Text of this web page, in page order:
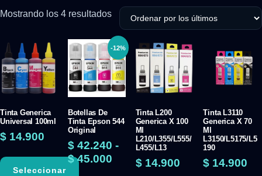
Mostrando los 4 resultados
Tinta Generica
Universal 100ml
$ 14.900
Seleccionar
-12%
Botellas De
Tinta Epson 544
Original
$42.240 -
$45.000
Tinta L200
Generica X 100
Ml
L210/L355/L555/
L455/L13
$14.900
Tinta L3110
Generica X 70
Ml
L3150/L5175/L5
190
$ 14.900